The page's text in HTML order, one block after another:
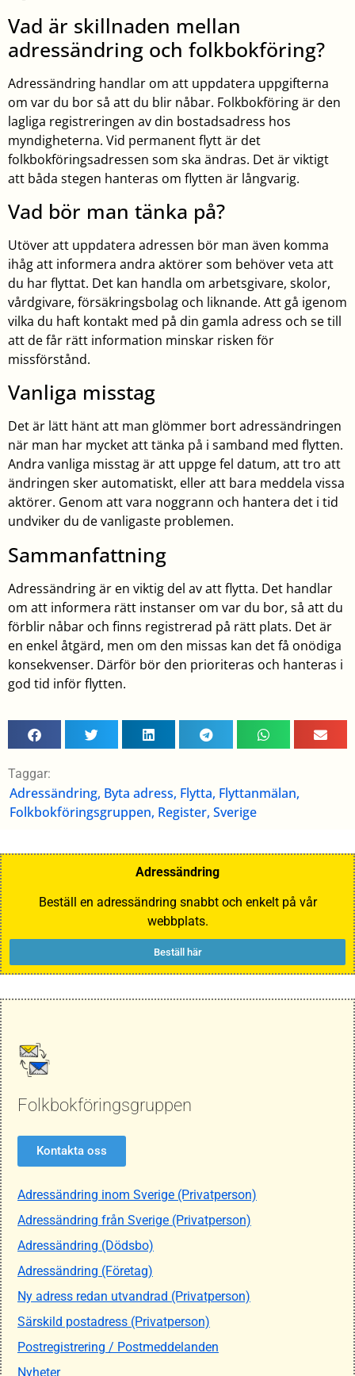
Vad är skillnaden mellan
adressändring och folkbokföring?
Adressändring handlar om att uppdatera uppgifterna
om var du bor så att du blir nåbar. Folkbokföring är den
lagliga registreringen av din bostadsadress hos
myndigheterna. Vid permanent flytt är det
folkbokföringsadressen som ska ändras. Det är viktigt
att båda stegen hanteras om flytten är långvarig.
Vad bör man tänka på?
Utöver att uppdatera adressen bör man även komma
ihåg att informera andra aktörer som behöver veta att
du har flyttat. Det kan handla om arbetsgivare, skolor,
vårdgivare, försäkringsbolag och liknande. Att gå igenom
vilka du haft kontakt med på din gamla adress och se till
att de får rätt information minskar risken för
missförstånd.
Vanliga misstag
Det är lätt hänt att man glömmer bort adressändringen
när man har mycket att tänka på i samband med flytten.
Andra vanliga misstag är att uppge fel datum, att tro att
ändringen sker automatiskt, eller att bara meddela vissa
aktörer. Genom att vara noggrann och hantera det i tid
undviker du de vanligaste problemen.
Sammanfattning
Adressändring är en viktig del av att flytta. Det handlar
om att informera rätt instanser om var du bor, så att du
förblir nåbar och finns registrerad på rätt plats. Det är
en enkel åtgärd, men om den missas kan det få onödiga
konsekvenser. Därför bör den prioriteras och hanteras i
god tid inför flytten.
Taggar:
Adressändring, Byta adress, Flytta, Flyttanmälan,
Folkbokföringsgruppen, Register, Sverige
Adressändring
Beställ en adressändring snabbt och enkelt på vår
webbplats.
Beställ här
Folkbokföringsgruppen
Kontakta oss
Adressändring inom Sverige (Privatperson)
Adressändring från Sverige (Privatperson)
Adressändring (Dödsbo)
Adressändring (Företag)
Ny adress redan utvandrad (Privatperson)
Särskild postadress (Privatperson)
Postregistrering / Postmeddelanden
Nyheter